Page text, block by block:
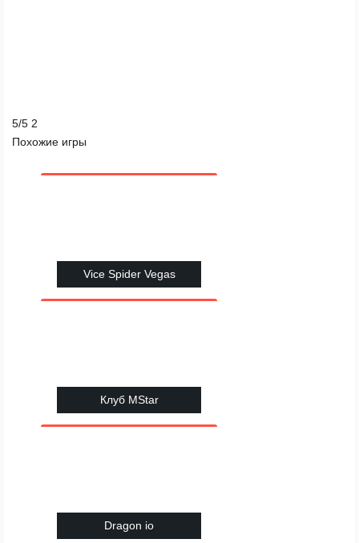
5/5 2
Похожие игры
Vice Spider Vegas
Клуб MStar
Dragon io